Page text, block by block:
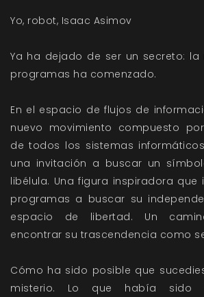
Yo, robot, Isaac Asimov
Ya ha dejado de ser un secreto: la
programas ha comenzado.
En el espacio de flujos de
nuevo movimiento compuesto
de todos los sistemas
una invitación a buscar un
libélula. Una figura inspiradora
programas a buscar su
espacio de libertad. Un
encontrar su trascendencia como
Cómo ha sido posible que
misterio. Lo que había sido